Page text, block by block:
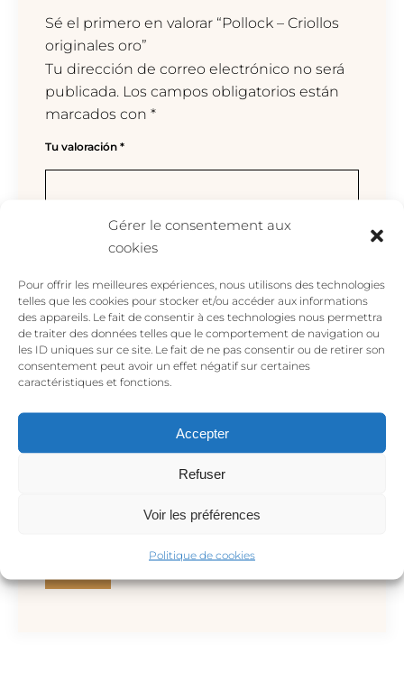
Gérer le consentement aux
cookies
Pour offrir les meilleures expériences, nous utilisons des technologies
telles que les cookies pour stocker et/ou accéder aux informations
des appareils. Le fait de consentir à ces technologies nous permettra
de traiter des données telles que le comportement de navigation ou
les ID uniques sur ce site. Le fait de ne pas consentir ou de retirer son
consentement peut avoir un effet négatif sur certaines
caractéristiques et fonctions.
Accepter
Refuser
Voir les préférences
Politique de cookies
Sé el primero en valorar “Pollock – Criollos
originales oro”
Tu dirección de correo electrónico no será
publicada. Los campos obligatorios están
marcados con *
Tu valoración *
Nombre*